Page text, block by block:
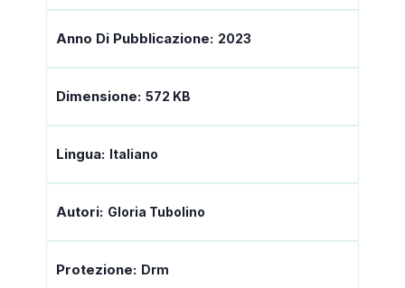
Anno Di Pubblicazione: 2023
Dimensione: 572 KB
Lingua: Italiano
Autori: Gloria Tubolino
Protezione: Drm